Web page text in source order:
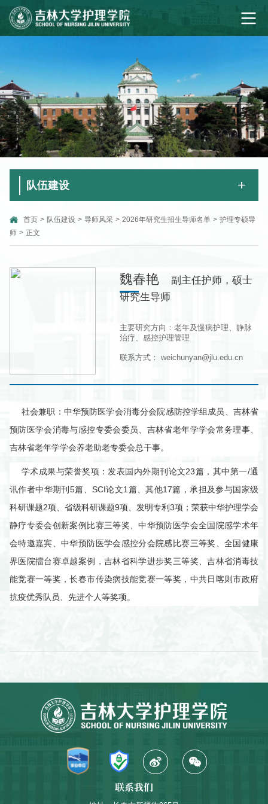
队伍建设
首页 > 队伍建设 > 导师风采 > 2026年研究生招生导师名单 > 护理专硕导
师 > 正文
魏春艳
副主任护师，硕士
研究生导师
主要研究方向：老年及慢病护理、静脉
治疗、感控护理管理
联系方式： weichunyan@jlu.edu.cn
社会兼职：中华预防医学会消毒分会院感防控学组成员、吉林省
预防医学会消毒与感控专委会委员、吉林省老年学学会常务理事、
吉林省老年学学会养老助老专委会总干事。
学术成果与荣誉奖项：发表国内外期刊论文23篇，其中第一/通
讯作者中华期刊5篇、SCI论文1篇、其他17篇，承担及参与国家级
科研课题2项、省级科研课题9项、发明专利3项；荣获中华护理学会
静疗专委会创新案例比赛三等奖、中华预防医学会全国院感学术年
会特邀嘉宾、中华预防医学会感控分会院感比赛三等奖、全国健康
界医院擂台赛卓越案例，吉林省科学进步奖三等奖、吉林省消毒技
能竞赛一等奖，长春市传染病技能竞赛一等奖，中共日喀则市政府
抗疫优秀队员、先进个人等奖项。
联系我们